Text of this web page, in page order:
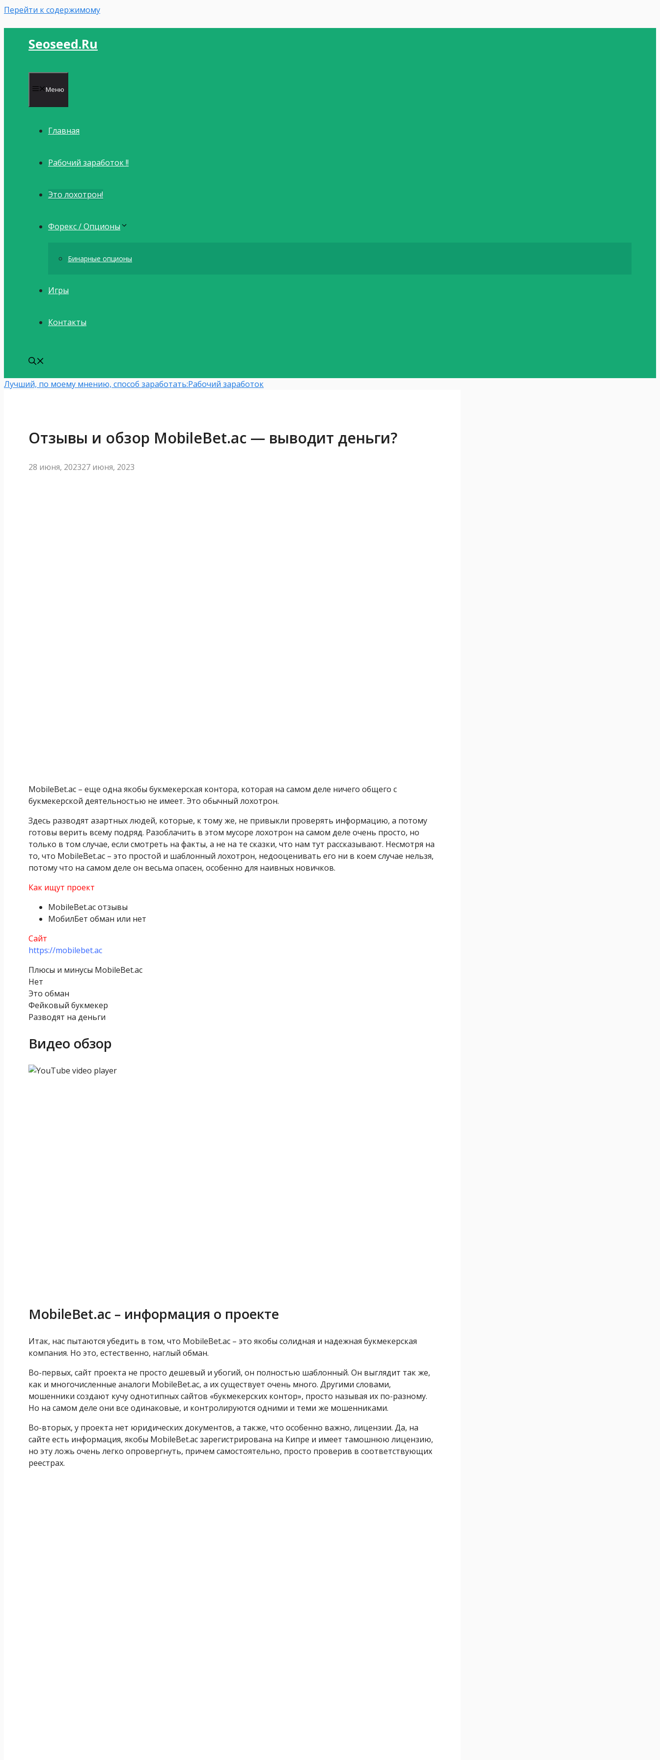
Перейти к содержимому
Seoseed.ru
Меню
Главная
Рабочий заработок !!
Это лохотрон!
Форекс / Опционы
Бинарные опционы
Игры
Контакты
Лучший, по моему мнению, способ заработать:Рабочий заработок
Отзывы и обзор MobileBet.ac — выводит деньги?
28 июня, 202327 июня, 2023
MobileBet.ac – еще одна якобы букмекерская контора, которая на самом деле ничего общего с
букмекерской деятельностью не имеет. Это обычный лохотрон.
Здесь разводят азартных людей, которые, к тому же, не привыкли проверять информацию, а потому
готовы верить всему подряд. Разоблачить в этом мусоре лохотрон на самом деле очень просто, но
только в том случае, если смотреть на факты, а не на те сказки, что нам тут рассказывают. Несмотря на
то, что MobileBet.ac – это простой и шаблонный лохотрон, недооценивать его ни в коем случае нельзя,
потому что на самом деле он весьма опасен, особенно для наивных новичков.
Как ищут проект
MobileBet.ac отзывы
МобилБет обман или нет
Сайт
https://mobilebet.ac
Плюсы и минусы MobileBet.ac
Нет
Это обман
Фейковый букмекер
Разводят на деньги
Видео обзор
MobileBet.ac – информация о проекте
Итак, нас пытаются убедить в том, что MobileBet.ac – это якобы солидная и надежная букмекерская
компания. Но это, естественно, наглый обман.
Во-первых, сайт проекта не просто дешевый и убогий, он полностью шаблонный. Он выглядит так же,
как и многочисленные аналоги MobileBet.ac, а их существует очень много. Другими словами,
мошенники создают кучу однотипных сайтов «букмекерских контор», просто называя их по-разному.
Но на самом деле они все одинаковые, и контролируются одними и теми же мошенниками.
Во-вторых, у проекта нет юридических документов, а также, что особенно важно, лицензии. Да, на
сайте есть информация, якобы MobileBet.ac зарегистрирована на Кипре и имеет тамошнюю лицензию,
но эту ложь очень легко опровергнуть, причем самостоятельно, просто проверив в соответствующих
реестрах.